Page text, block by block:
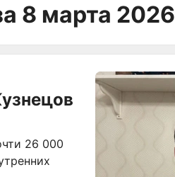
8 марта 2026
26 000